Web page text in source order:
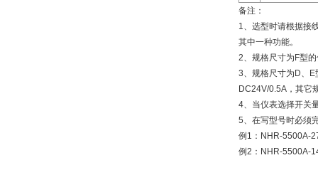
备注：
1、选型时请根据接
其中一种功能。
2、规格尺寸为F型
3、规格尺寸为D、
DC24V/0.5A，其它
4、当仪表选择开关
5、在写型号时必须
例1：NHR-5500A-
例2：NHR-5500A-